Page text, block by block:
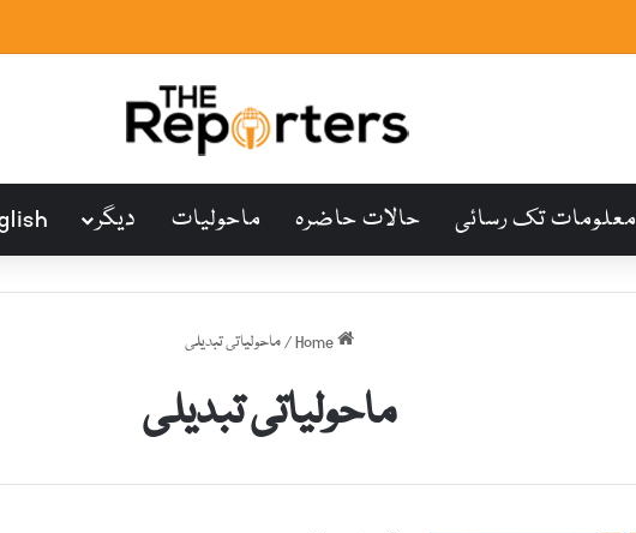
معلومات تک رسائی حالات حاضرہ ماحولیات دیگر
Home
/ماحولیاتی تبدیلی
ماحولیاتی تبدیلی